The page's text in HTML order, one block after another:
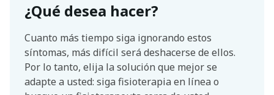
¿Qué desea hacer?
Cuanto más tiempo siga ignorando estos
síntomas, más difícil será deshacerse de ellos.
Por lo tanto, elija la solución que mejor se
adapte a usted: siga fisioterapia en línea o